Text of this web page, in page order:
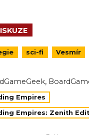
sci-fi Vesmír
,
Empires
Empires: Zenith